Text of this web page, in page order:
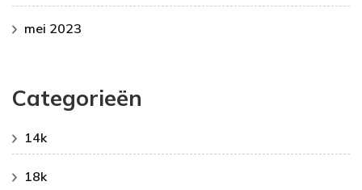
mei 2023
Categorieën
14k
18k